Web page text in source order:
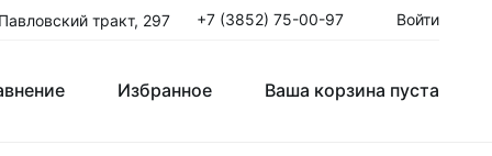
тракт, 297 +7 (3852) 75-00-97 Войти
Избранное Ваша корзина пуста